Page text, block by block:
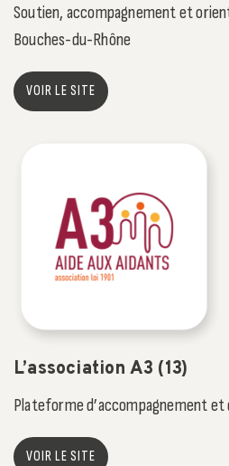
Soutien, accompagnement et
Bouches-du-Rhône
VOIR LE SITE
L’association A3 (13)
Plateforme d’accompagnement
VOIR LE SITE